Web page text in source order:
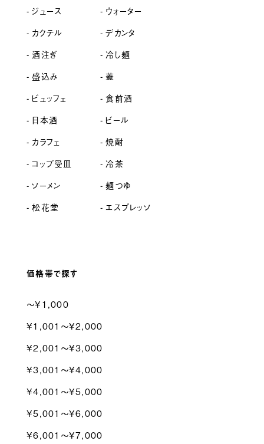
ジュース
ウォーター
カクテル
デカンタ
酒注ぎ
冷し麺
盛込み
蓋
ビュッフェ
食前酒
日本酒
ビール
カラフェ
焼酎
コップ受皿
冷茶
ソーメン
麺つゆ
松花堂
エスプレッソ
価格帯で探す
〜¥1,000
¥1,001〜¥2,000
¥2,001〜¥3,000
¥3,001〜¥4,000
¥4,001〜¥5,000
¥5,001〜¥6,000
¥6,001〜¥7,000